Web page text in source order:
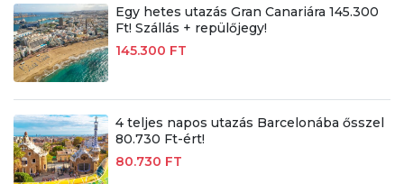
Egy hetes utazás Gran Canariára 145.300
Ft! Szállás + repülőjegy!
145.300 FT
4 teljes napos utazás Barcelonába ősszel
80.730 Ft-ért!
80.730 FT